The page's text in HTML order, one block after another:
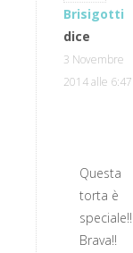
Brisigotti
dice
3 Novembre
2014 alle 6:47
Questa
torta è
speciale!!
Brava!!